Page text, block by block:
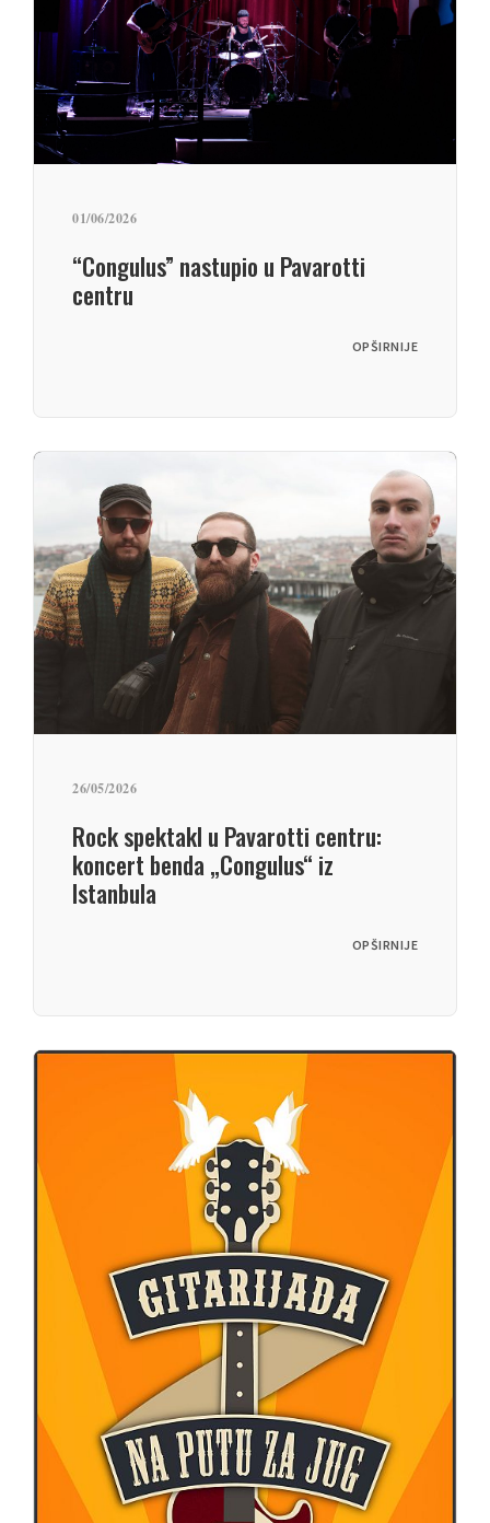
01/06/2026
“Congulus” nastupio u Pavarotti
centru
OPŠIRNIJE
26/05/2026
Rock spektakl u Pavarotti centru:
koncert benda „Congulus“ iz
Istanbula
OPŠIRNIJE